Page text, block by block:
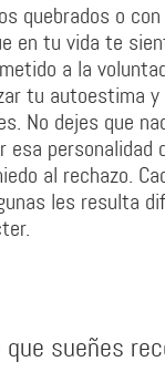
quebrados o
en tu vida te
a la
tu autoestima
No dejes que
esa personalidad
al rechazo.
les resulta
sueñes